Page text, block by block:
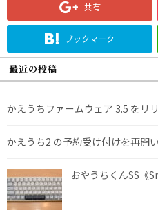
共有
ブックマーク
最近の投稿
かえうちファームウェア 3.5 をリ
かえうち2 の予約受け付けを再開
おやうちくんSS《